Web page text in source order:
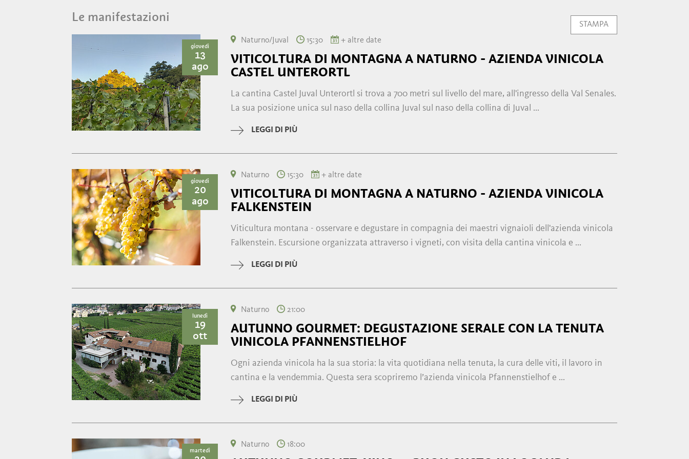
Le manifestazioni STAMPA
giovedì
13
ago
Naturno/Juval 15:30 + altre date
VITICOLTURA DI MONTAGNA A NATURNO - AZIENDA VINICOLA
CASTEL UNTERORTL
La cantina Castel Juval Unterortl si trova a 700 metri sul livello del mare, all'ingresso della Val Senales.
La sua posizione unica sul naso della collina Juval sul naso della collina di Juval ...
LEGGI DI PIÙ
giovedì
20
ago
Naturno 15:30 + altre date
VITICOLTURA DI MONTAGNA A NATURNO - AZIENDA VINICOLA
FALKENSTEIN
Viticultura montana - osservare e degustare in compagnia dei maestri vignaioli dell'azienda vinicola
Falkenstein. Escursione organizzata attraverso i vigneti, con visita della cantina vinicola e ...
LEGGI DI PIÙ
lunedì
19
ott
Naturno 21:00
AUTUNNO GOURMET: DEGUSTAZIONE SERALE CON LA TENUTA
VINICOLA PFANNENSTIELHOF
Ogni azienda vinicola ha la sua storia: la vita quotidiana nella tenuta, la cura delle viti, il lavoro in
cantina e la vendemmia. Questa sera scopriremo l’azienda vinicola Pfannenstielhof e ...
LEGGI DI PIÙ
martedì
Naturno 18:00